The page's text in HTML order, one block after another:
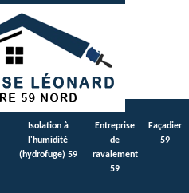
Isolation à
l'humidité
(hydrofuge) 59
Entreprise
de
ravalement
59
Façadier
59